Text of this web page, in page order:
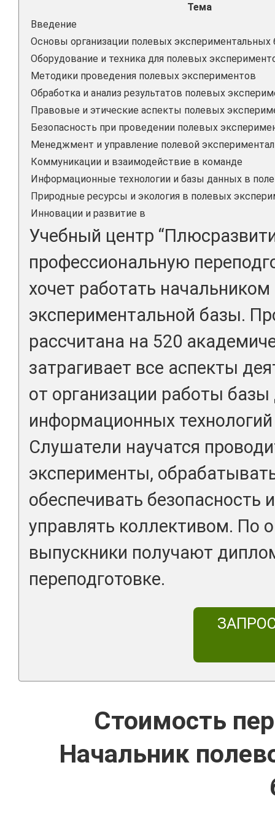
Тема
Введение
Основы организации полевых экспериментальных
Оборудование и техника для полевых
Методики проведения полевых экспериментов
Обработка и анализ результатов полевых
Правовые и этические аспекты полевых
Безопасность при проведении полевых
Менеджмент и управление полевой
Коммуникации и взаимодействие в команде
Информационные технологии и базы данных в
Природные ресурсы и экология в полевых
Инновации и развитие в
Учебный центр
профессиональную
хочет работать
экспериментальной базы.
рассчитана на 520
затрагивает все аспекты
от организации работы
информационных
Слушатели научатся
эксперименты,
обеспечивать безопасность
управлять коллективом. По
выпускники получают
переподготовке.
Стоимость
Начальник